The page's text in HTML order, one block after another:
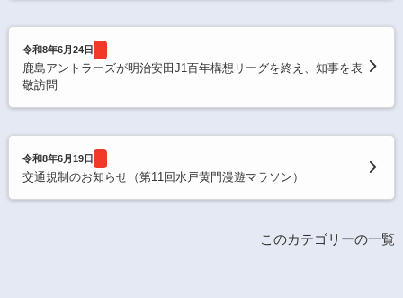
令和8年6月24日
鹿島アントラーズが明治安田J1百年構想リーグを終え、知事を表
敬訪問
令和8年6月19日
交通規制のお知らせ（第11回水戸黄門漫遊マラソン）
このカテゴリーの一覧